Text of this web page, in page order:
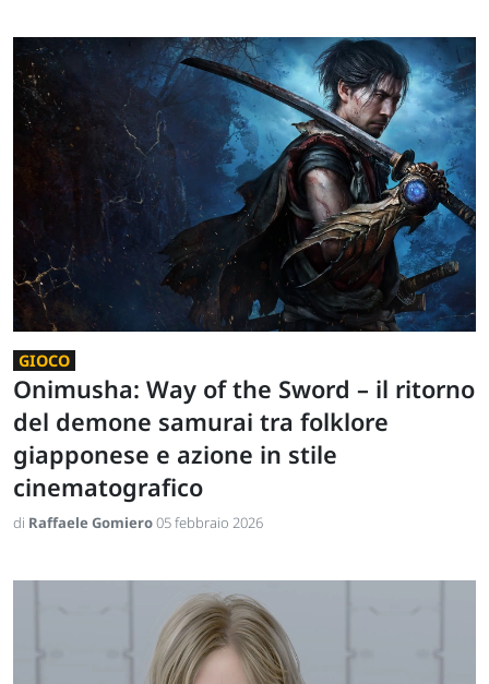
GIOCO
Onimusha: Way of the Sword – il ritorno
del demone samurai tra folklore
giapponese e azione in stile
cinematografico
di Raffaele Gomiero05 febbraio 2026